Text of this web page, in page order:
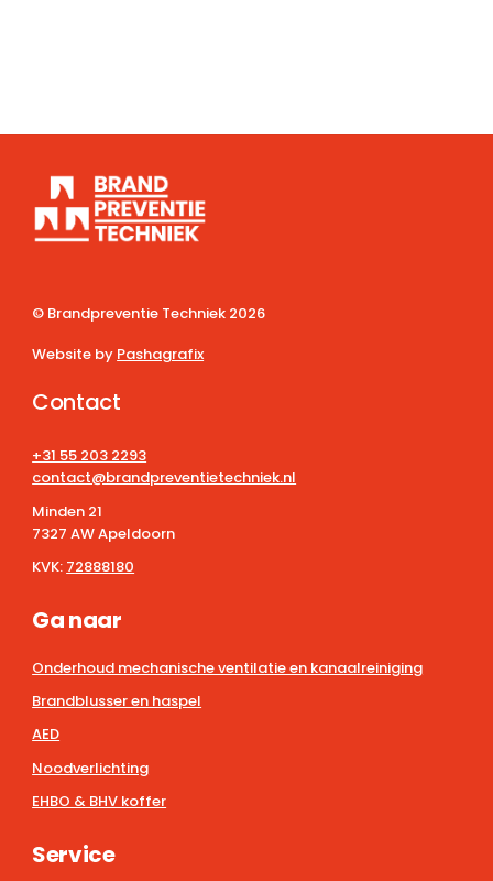
© Brandpreventie Techniek 2026
Website by Pashagrafix
Contact
+31 55 203 2293
contact@brandpreventietechniek.nl
Minden 21
7327 AW Apeldoorn
KVK: 72888180
Ga naar
Onderhoud mechanische ventilatie en kanaalreiniging
Brandblusser en haspel
AED
Noodverlichting
EHBO & BHV koffer
Service